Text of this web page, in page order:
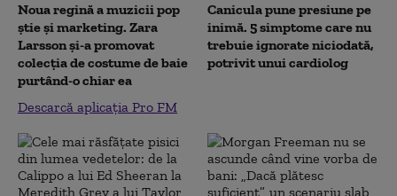
Noua regină a muzicii pop
știe și marketing. Zara
Larsson și-a promovat
colecția de costume de baie
purtând-o chiar ea
Descarcă aplicația Pro FM
Canicula pune presiune pe
inimă. 5 simptome care nu
trebuie ignorate niciodată,
potrivit unui cardiolog